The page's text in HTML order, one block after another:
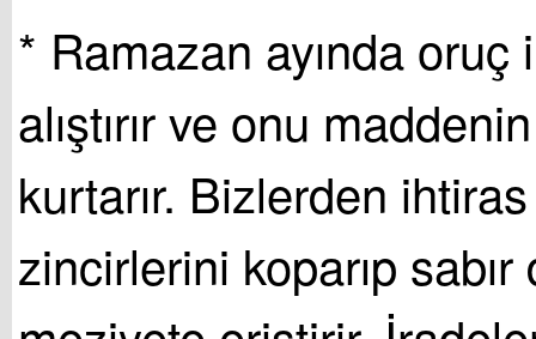
* Ramazan ayında oruç
alıştırır ve onu
kurtarır. Bizlerden
zincirlerini koparıp